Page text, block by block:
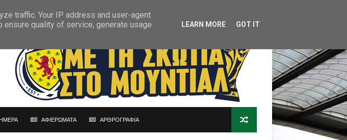
ΑΦΙΕΡΩΜΑΤΑ ΑΡΘΡΟΓΡΑΦΙΑ
traffic. Your IP address and user-agent
quality of service, generate usage
LEARN MORE GOT IT